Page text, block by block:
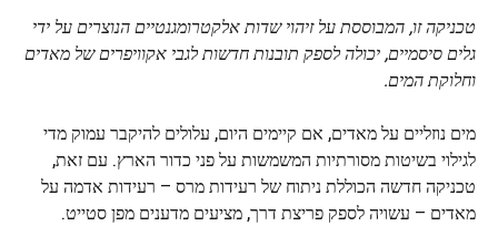
טכניקה זו, המבוססת על זיהוי שדות אלקטרומגנטיים הנוצרים על ידי
גלים סיסמיים, יכולה לספק תובנות חדשות לגבי אקוויפרים של מאדים
וחלוקת המים.
מים נוזליים על מאדים, אם קיימים היום, עלולים להיקבר עמוק מדי
לגילוי בשיטות מסורתיות המשמשות על פני כדור הארץ. עם זאת,
טכניקה חדשה הכוללת ניתוח של רעידות מרס – רעידות אדמה על
מאדים – עשויה לספק פריצת דרך, מציעים מדענים מפן סטייט.